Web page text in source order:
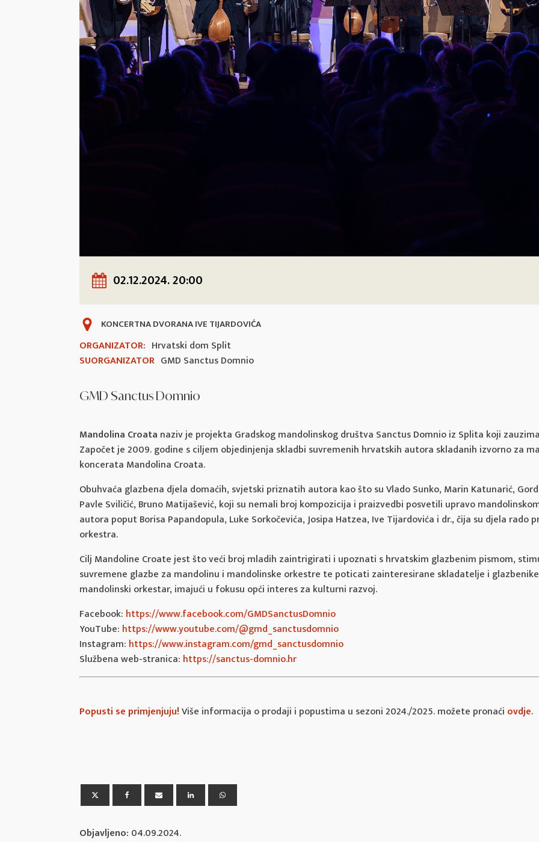
02.12.2024. 20:00
ORGANIZATOR: Hrvatski dom Split
SUORGANIZATOR GMD Sanctus Domnio
KONCERTNA DVORANA IVE TIJARDOVIĆA
GMD Sanctus Domnio
Mandolina Croata naziv je projekta Gradskog mandolinskog društva Sanctus Domnio iz Splita koji
Započet je 2009. godine s ciljem objedinjenja skladbi suvremenih hrvatskih autora skladanih izvorno za
koncerata Mandolina Croata.
Obuhvaća glazbena djela domaćih, svjetski priznatih autora kao što su Vlado Sunko, Marin Katunarić,
Pavle Sviličić, Bruno Matijašević, koji su nemali broj kompozicija i praizvedbi posvetili upravo
autora poput Borisa Papandopula, Luke Sorkočevića, Josipa Hatzea, Ive Tijardovića i dr., čija su djela
orkestra.
Cilj Mandoline Croate jest što veći broj mladih zaintrigirati i upoznati s hrvatskim glazbenim pismom,
suvremene glazbe za mandolinu i mandolinske orkestre te poticati zainteresirane skladatelje i
mandolinski orkestar, imajući u fokusu opći interes za kulturni razvoj.
Facebook: https://www.facebook.com/GMDSanctusDomnio
YouTube: https://www.youtube.com/@gmd_sanctusdomnio
Instagram: https://www.instagram.com/gmd_sanctusdomnio
Službena web-stranica: https://sanctus-domnio.hr
Popusti se primjenjuju!Više informacija o prodaji i popustima u sezoni 2024./2025. možete pronaći ovdje.
Objavljeno: 04.09.2024.